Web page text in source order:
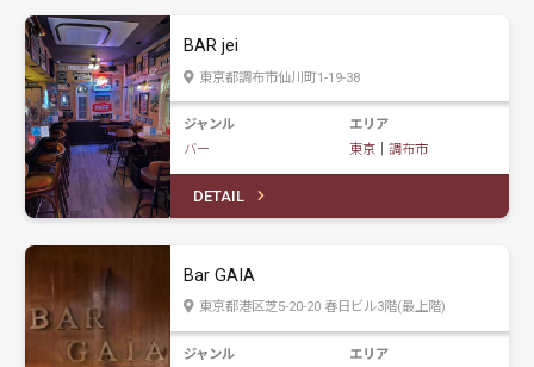
BAR jei
東京都調布市仙川町1-19-38
ジャンル
バー
エリア
東京｜ 調布市
DETAIL
Bar GAIA
東京都港区芝5-20-20 春日ビル3階(最上階)
ジャンル
エリア